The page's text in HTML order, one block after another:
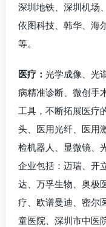
深圳地铁、深圳机场
依图科技、韩华、海
等。
医疗： 光学成像、光
病精准诊断、微创手
工具，不断拓展医疗
头、医用光纤、医用
检机器人、显微镜、
企业包括：迈瑞、开
达、万孚生物、奥极
疗、欧谱曼迪、密尔
童医院、深圳市中医